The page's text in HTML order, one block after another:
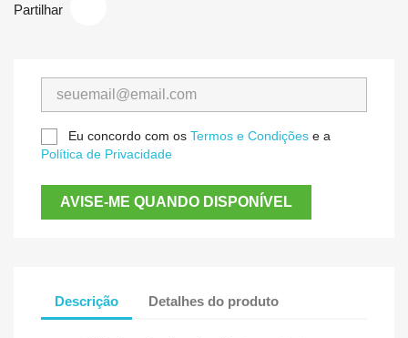
Partilhar
Eu concordo com os Termos e Condições e a
Política de Privacidade
AVISE-ME QUANDO DISPONÍVEL
Descrição Detalhes do produto